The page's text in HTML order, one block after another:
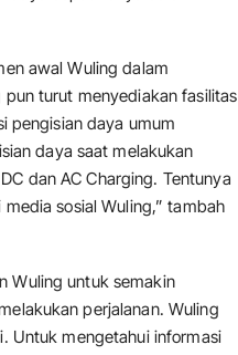
awal Wuling dalam
turut menyediakan fasilitas
pengisian daya umum
daya saat melakukan
dan AC Charging. Tentunya
sosial Wuling,” tambah
Wuling untuk semakin
perjalanan. Wuling
Untuk mengetahui informasi